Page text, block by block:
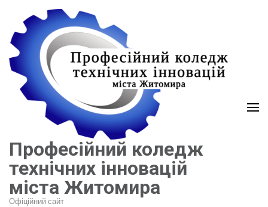
вмісту
(натисніть
Enter)
Професійний коледж
технічних інновацій
міста Житомира
Офіційний сайт